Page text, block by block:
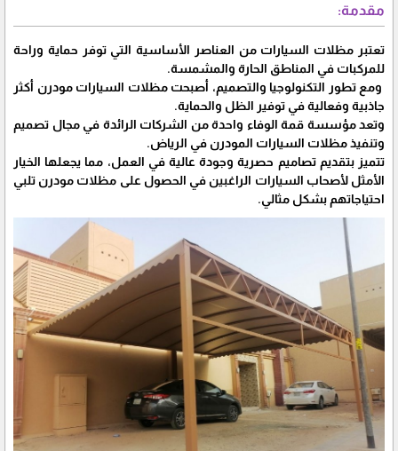
مقدمة:
تعتبر مظلات السيارات من العناصر الأساسية التي توفر حماية وراحة
للمركبات في المناطق الحارة والمشمسة.
ومع تطور التكنولوجيا والتصميم، أصبحت مظلات السيارات مودرن أكثر
جاذبية وفعالية في توفير الظل والحماية.
وتعد مؤسسة قمة الوفاء واحدة من الشركات الرائدة في مجال تصميم
وتنفيذ مظلات السيارات المودرن في الرياض.
تتميز بتقديم تصاميم حصرية وجودة عالية في العمل، مما يجعلها الخيار
الأمثل لأصحاب السيارات الراغبين في الحصول على مظلات مودرن تلبي
احتياجاتهم بشكل مثالي.